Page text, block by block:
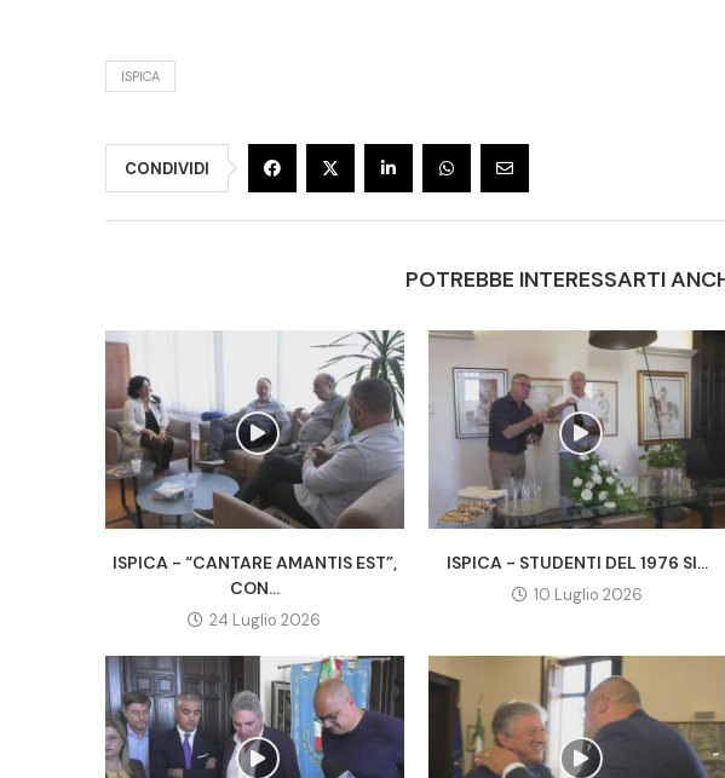
ISPICA
CONDIVIDI
POTREBBE INTERESSARTI
ISPICA - “CANTARE AMANTIS EST”,
CON...
24 Luglio 2026
ISPICA - STUDENTI DEL 1976 SI...
10 Luglio 2026